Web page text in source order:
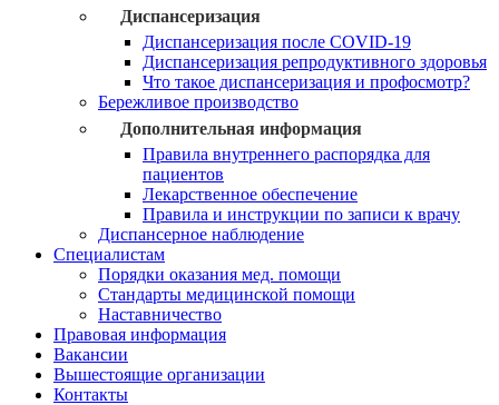
Диспансеризация
Диспансеризация после COVID-19
Диспансеризация репродуктивного здоровья
Что такое диспансеризация и профосмотр?
Бережливое производство
Дополнительная информация
Правила внутреннего распорядка для
пациентов
Лекарственное обеспечение
Правила и инструкции по записи к врачу
Диспансерное наблюдение
Специалистам
Порядки оказания мед. помощи
Стандарты медицинской помощи
Наставничество
Правовая информация
Вакансии
Вышестоящие организации
Контакты